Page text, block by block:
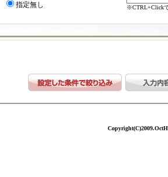
指定無し ※CTRL+Click